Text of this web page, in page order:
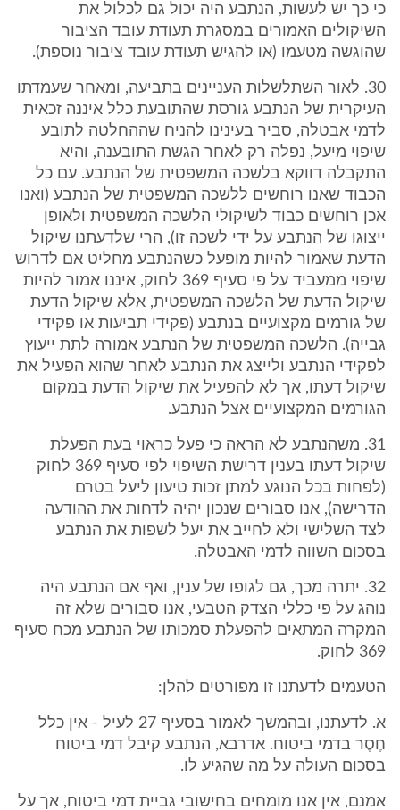
כי כך יש לעשות, הנתבע היה יכול גם לכלול את
השיקולים האמורים במסגרת תעודת עובד הציבור
שהוגשה מטעמו (או להגיש תעודת עובד ציבור נוספת).
30. לאור השתלשלות העניינים בתביעה, ומאחר שעמדתו
העיקרית של הנתבע גורסת שהתובעת כלל איננה זכאית
לדמי אבטלה, סביר בעינינו להניח שההחלטה לתובע
שיפוי מיעל, נפלה רק לאחר הגשת התובענה, והיא
התקבלה דווקא בלשכה המשפטית של הנתבע. עם כל
הכבוד שאנו רוחשים ללשכה המשפטית של הנתבע (ואנו
אכן רוחשים כבוד לשיקולי הלשכה המשפטית ולאופן
ייצוגו של הנתבע על ידי לשכה זו), הרי שלדעתנו שיקול
הדעת שאמור להיות מופעל כשהנתבע מחליט אם לדרוש
שיפוי ממעביד על פי סעיף 369 לחוק, איננו אמור להיות
שיקול הדעת של הלשכה המשפטית, אלא שיקול הדעת
של גורמים מקצועיים בנתבע (פקידי תביעות או פקידי
גבייה). הלשכה המשפטית של הנתבע אמורה לתת ייעוץ
לפקידי הנתבע ולייצג את הנתבע לאחר שהוא הפעיל את
שיקול דעתו, אך לא להפעיל את שיקול הדעת במקום
הגורמים המקצועיים אצל הנתבע.
31. משהנתבע לא הראה כי פעל כראוי בעת הפעלת
שיקול דעתו בענין דרישת השיפוי לפי סעיף 369 לחוק
(לפחות בכל הנוגע למתן זכות טיעון ליעל בטרם
הדרישה), אנו סבורים שנכון יהיה לדחות את ההודעה
לצד השלישי ולא לחייב את יעל לשפות את הנתבע
בסכום השווה לדמי האבטלה.
32. יתרה מכך, גם לגופו של ענין, ואף אם הנתבע היה
נוהג על פי כללי הצדק הטבעי, אנו סבורים שלא זה
המקרה המתאים להפעלת סמכותו של הנתבע מכח סעיף
369 לחוק.
הטעמים לדעתנו זו מפורטים להלן:
א. לדעתנו, ובהמשך לאמור בסעיף 27 לעיל - אין כלל
חֶסֶר בדמי ביטוח. אדרבא, הנתבע קיבל דמי ביטוח
בסכום העולה על מה שהגיע לו.
אמנם, אין אנו מומחים בחישובי גביית דמי ביטוח, אך על